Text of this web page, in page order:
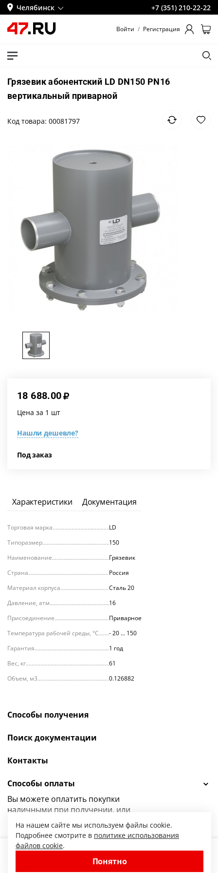
Челябинск +7 (351) 210-22-22
Войти / Регистрация
Грязевик абонентский LD DN150 PN16
вертикальный приварной
Код товара: 00081797
18 688.00
Нашли дешевле?
18 688.00
Цена за 1 шт
Под заказ
Характеристики Документация
Торговая марка
LD
Типоразмер
150
Наименование
Грязевик
Страна
Россия
Материал корпуса
Сталь 20
Давление, атм.
16
Присоединение
Приварное
Температура рабочей среды, °С
- 20 ... 150
Гарантия
1 год
Вес, кг
61
Объем, м3
0.126882
Способы получения
Поиск документации
Контакты
Способы оплаты
Вы можете оплатить покупки
наличными при получении, или
выбрать
другой способ оплаты.
На нашем сайте мы используем файлы cookie.
Подробнее смотрите в политике использования
файлов cookie.
Понятно
47.ru — интернет-магазин сантехники от